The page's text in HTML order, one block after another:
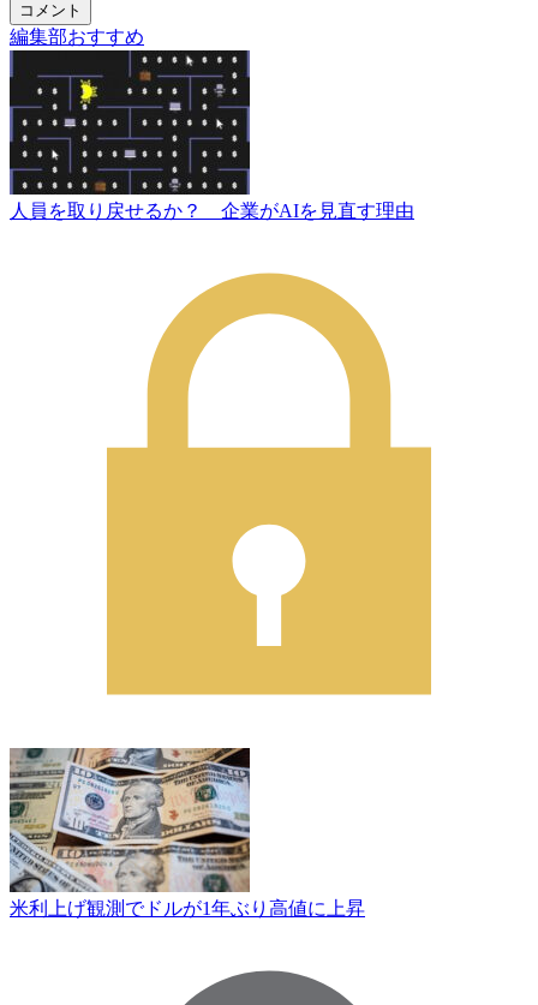
コメント
編集部おすすめ
人員を取り戻せるか？ 企業がAIを見直す理由
米利上げ観測でドルが1年ぶり高値に上昇